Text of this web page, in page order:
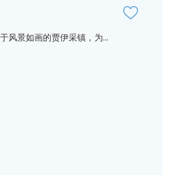
风景如画的贾伊采镇，为...